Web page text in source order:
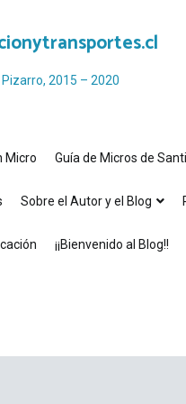
2015 – 2020
Micro Guía de Micros de
Sobre el Autor y el Blog
¡¡Bienvenido al Blog!!